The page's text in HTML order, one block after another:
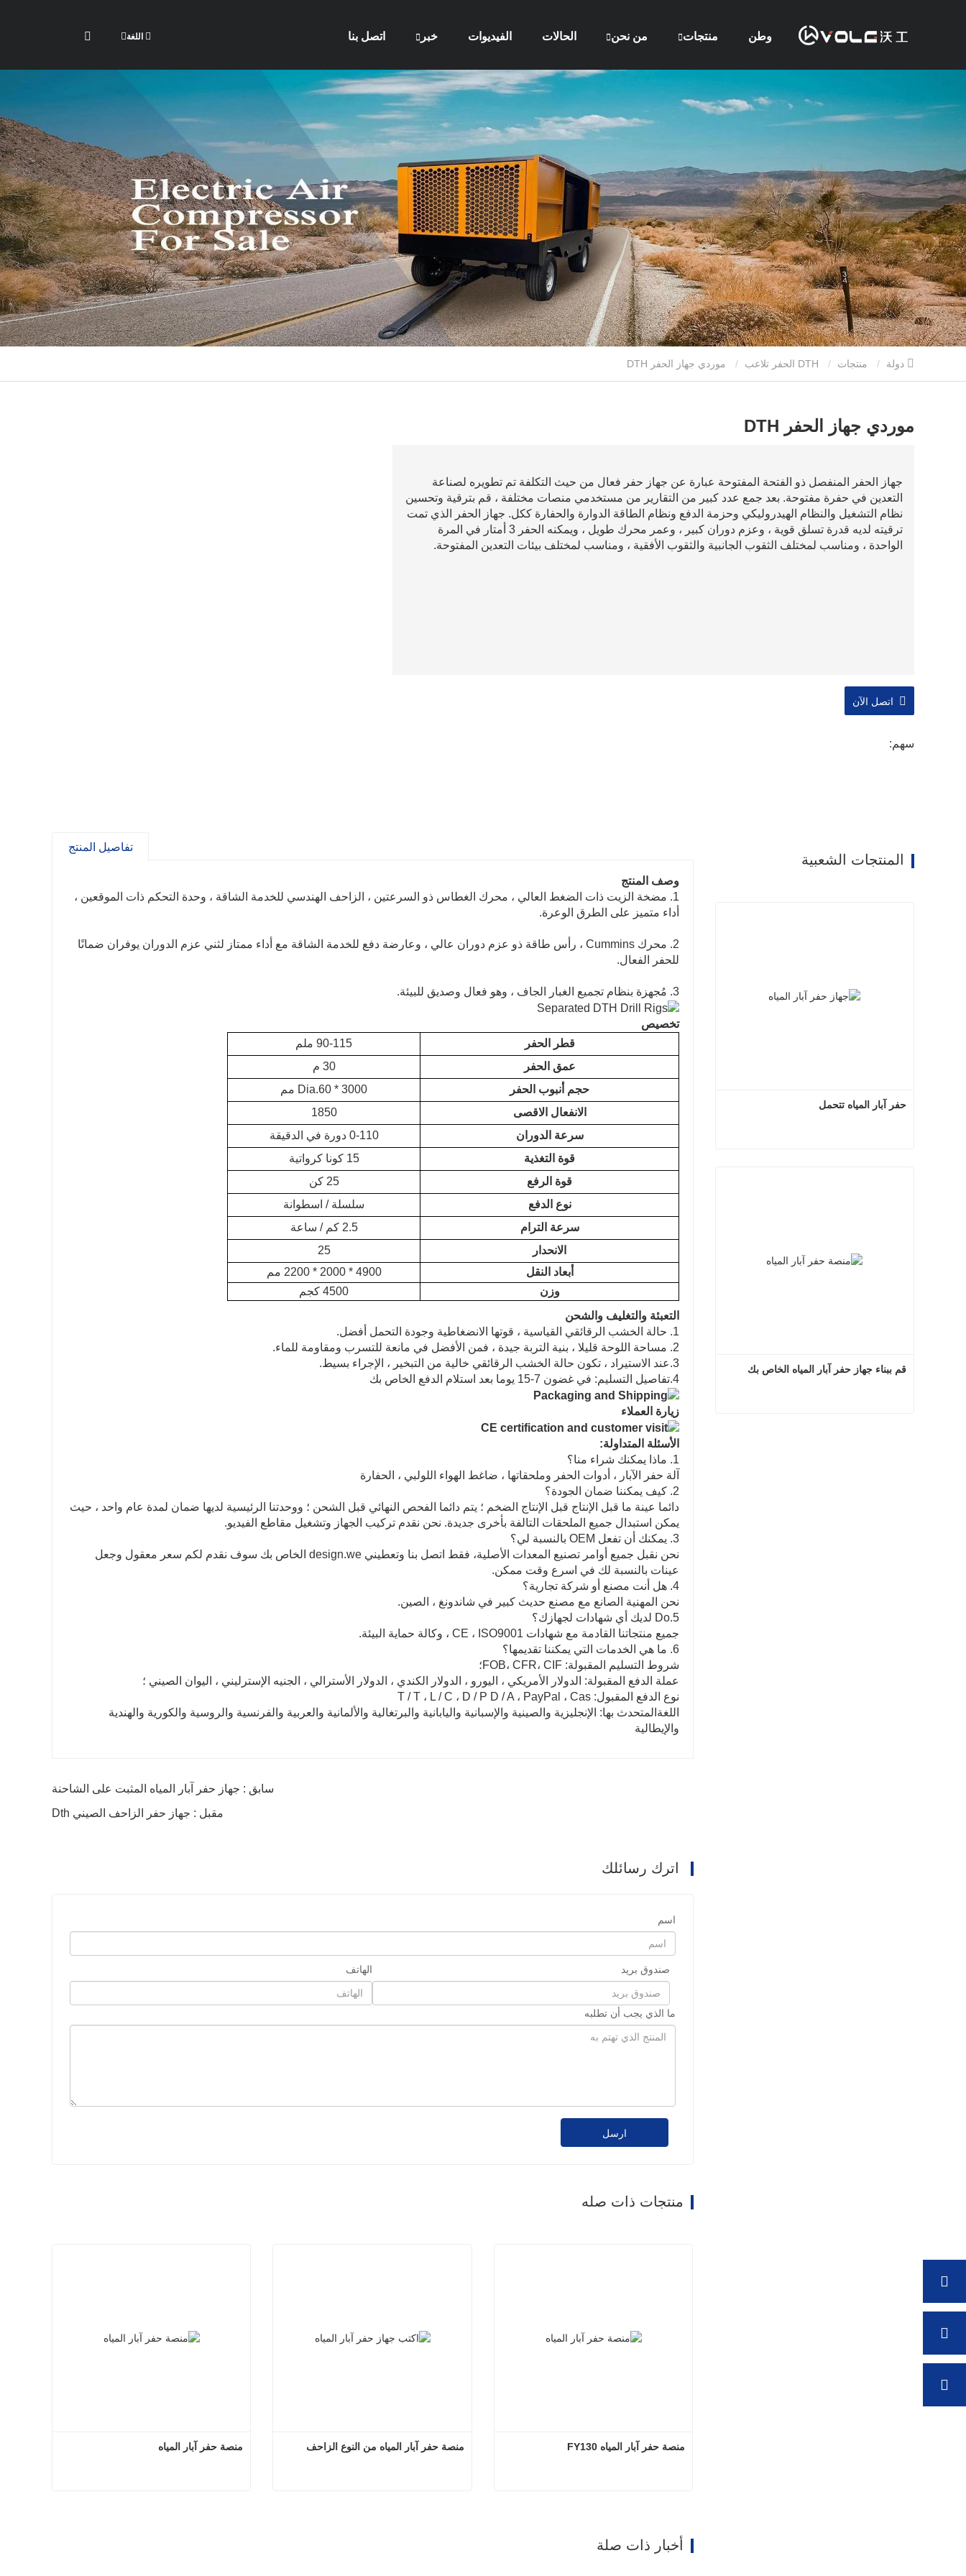
وطن منتجات من نحن الحالات الفيديوات خبر اتصل بنا اللغة
منتجات DTH الحفر تلاعب
موردي جهاز الحفر DTH
جهاز الحفر المنفصل ذو الفتحة المفتوحة عبارة عن جهاز حفر فعال من حيث التكلفة تم تطويره لصناعة
التعدين في حفرة مفتوحة. بعد جمع عدد كبير من التقارير من مستخدمي منصات مختلفة ، قم بترقية وتحسين
نظام التشغيل والنظام الهيدروليكي وحزمة الدفع ونظام الطاقة الدوارة والحفارة ككل. جهاز الحفر الذي تمت
ترقيته لديه قدرة تسلق قوية ، وعزم دوران كبير ، وعمر محرك طويل ، ويمكنه الحفر 3 أمتار في المرة
الواحدة ، ومناسب لمختلف الثقوب الجانبية والثقوب الأفقية ، ومناسب لمختلف بيئات التعدين المفتوحة.
اتصل الآن
سهم:
تفاصيل المنتج
وصف المنتج
1. مضخة الزيت ذات الضغط العالي ، محرك الغطاس ذو السرعتين ، الزاحف الهندسي للخدمة الشاقة ، وحدة التحكم ذات الموقعين ،
أداء متميز على الطرق الوعرة.
2. محرك Cummins ، رأس طاقة ذو عزم دوران عالي ، وعارضة دفع للخدمة الشاقة مع أداء ممتاز لثني عزم الدوران يوفران ضمانًا
للحفر الفعال.
3. مُجهزة بنظام تجميع الغبار الجاف ، وهو فعال وصديق للبيئة.
تخصيص
قطر الحفر
90-115 ملم
عمق الحفر
30 م
حجم أنبوب الحفر
Dia.60 * 3000 مم
الانفعال الاقصى
1850
سرعة الدوران
0-110 دورة في الدقيقة
قوة التغذية
15 كونا كرواتية
قوة الرفع
25 كن
نوع الدفع
سلسلة / اسطوانة
سرعة الترام
2.5 كم / ساعة
الانحدار
25
أبعاد النقل
4900 * 2000 * 2200 مم
وزن
4500 كجم
التعبئة والتغليف والشحن
1. حالة الخشب الرقائقي القياسية ، قوتها الانضغاطية وجودة التحمل أفضل.
2. مساحة اللوحة قليلا ، بنية التربة جيدة ، فمن الأفضل في مانعة للتسرب ومقاومة للماء.
3.عند الاستيراد ، تكون حالة الخشب الرقائقي خالية من التبخير ، الإجراء بسيط.
4.تفاصيل التسليم: في غضون 7-15 يوما بعد استلام الدفع الخاص بك
زيارة العملاء
الأسئلة المتداولة:
1. ماذا يمكنك شراء منا؟
آلة حفر الآبار ، أدوات الحفر وملحقاتها ، ضاغط الهواء اللولبي ، الحفارة
2. كيف يمكننا ضمان الجودة؟
دائما عينة ما قبل الإنتاج قبل الإنتاج الضخم ؛ يتم دائما الفحص النهائي قبل الشحن ؛ ووحدتنا الرئيسية لديها ضمان لمدة عام واحد ، حيث
يمكن استبدال جميع الملحقات التالفة بأخرى جديدة. نحن نقدم تركيب الجهاز وتشغيل مقاطع الفيديو.
3. يمكنك أن تفعل OEM بالنسبة لي؟
نحن نقبل جميع أوامر تصنيع المعدات الأصلية، فقط اتصل بنا وتعطيني design.we الخاص بك سوف نقدم لكم سعر معقول وجعل
عينات بالنسبة لك في اسرع وقت ممكن.
4. هل أنت مصنع أو شركة تجارية؟
نحن المهنية الصانع مع مصنع حديث كبير في شاندونغ ، الصين.
5.Do لديك أي شهادات لجهازك؟
جميع منتجاتنا القادمة مع شهادات CE ، ISO9001 ، وكالة حماية البيئة.
6. ما هي الخدمات التي يمكننا تقديمها؟
شروط التسليم المقبولة: FOB، CFR، CIF؛
عملة الدفع المقبولة: الدولار الأمريكي ، اليورو ، الدولار الكندي ، الدولار الأسترالي ، الجنيه الإسترليني ، اليوان الصيني ؛
نوع الدفع المقبول: T / T ، L / C ، D / P D / A ، PayPal ، Cas
اللغةالمتحدث بها: الإنجليزية والصينية والإسبانية واليابانية والبرتغالية والألمانية والعربية والفرنسية والروسية والكورية والهندية
والإيطالية
سابق : جهاز حفر آبار المياه المثبت على الشاحنة
مقبل : جهاز حفر الزاحف الصيني Dth
اترك رسائلك
اسم
صندوق بريد الهاتف
ما الذي يجب أن تطلبه
ارسل
منتجات ذات صله
منصة حفر آبار المياه منصة حفر آبار المياه من النوع الزاحف منصة حفر آبار المياه FY130
أخبار ذات صلة
المنتجات الشعبية
حفر آبار المياه تتحمل
قم ببناء جهاز حفر آبار المياه الخاص بك